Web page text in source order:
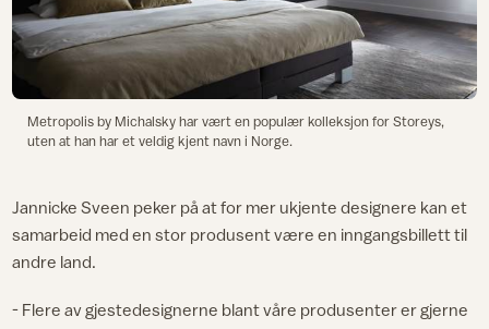
Metropolis by Michalsky har vært en populær kolleksjon for Storeys,
uten at han har et veldig kjent navn i Norge.
Jannicke Sveen peker på at for mer ukjente designere kan et
samarbeid med en stor produsent være en inngangsbillett til
andre land.
- Flere av gjestedesignerne blant våre produsenter er gjerne